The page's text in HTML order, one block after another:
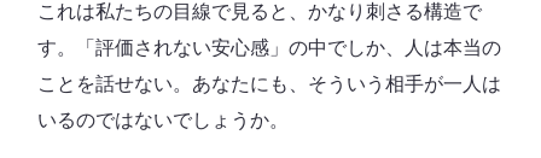
これは私たちの目線で見ると、かなり刺さる構造で
す。「評価されない安心感」の中でしか、人は本当の
ことを話せない。あなたにも、そういう相手が一人は
いるのではないでしょうか。